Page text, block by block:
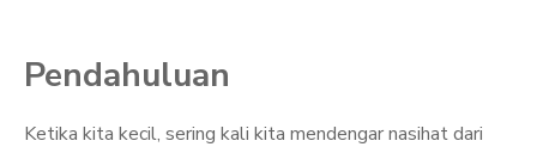
Pendahuluan
Ketika kita kecil, sering kali kita mendengar nasihat dari